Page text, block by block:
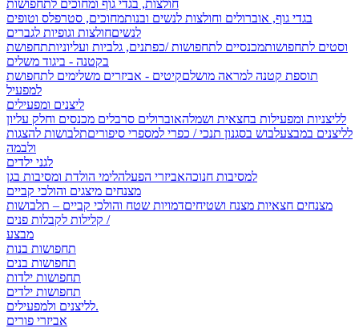
חולצות, בגדי גוף ומחוכים לתחפושות
בגדי גוף, אוברולים וחולצות לנשים ובנותמחוכים, סטרפלס וטופים
לנשיםחולצות וגופיות לגברים
וסטים לתחפושותמכנסיים לתחפושות /כפתנים, גלביות ועליוניותתחפושת
בקטנה - ביגוד משלים
תוספת קטנה למראה מושלםקיטים - אביזרים משלימים לתחפושת
למפעיל
ליצנים ומפעילים
לליצניות ומפעילות בחצאית ושמלהאוברולים סרבלים מכנסים וחלק עליון
לליצנים במבצעלבוש בסגנון תנכי / כפרי למספרי סיפוריםתלבושות להצגות
ולבמה
לגני ילדים
למסיבות חנוכהאביזרי הפעלהלימי הולדת ומסיבות בגן
מצנחים מיצגים והולכי קביים
מצנחים חצאיות מצנח ושטיחיםדמויות שטח והולכי קביים – תלבושות
קלילות לקבלות פנים /
מבצע
תחפושות בנות
תחפושות בנים
תחפושות ילדות
תחפושות ילדים
לליצנים ולמפעילים.
אביזרי פורים